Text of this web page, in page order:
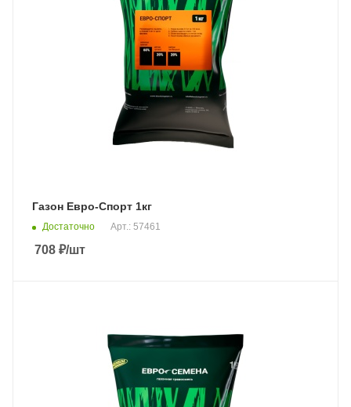
Газон Евро-Спорт 1кг
Достаточно Арт.: 57461
708 ₽/шт